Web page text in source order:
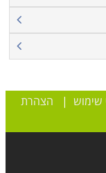
שימוש | הצהרת